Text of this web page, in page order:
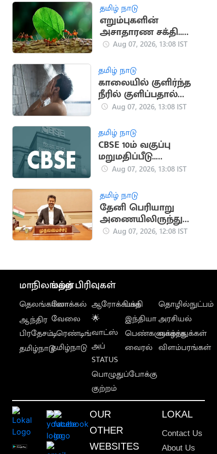
தமிழ் நாடு
எறும்புகளின்
அசாதாரண சக்தி..
தங்கள் எடையை விட
திறன்
Aug 07, 2026, 13:08 IST
தமிழ் நாடு
காலையில் குளிர்ந்த
நீரில் குளிப்பதால்
ஏற்படும் நன்மைகள்
Aug 07, 2026, 13:08 IST
தமிழ் நாடு
CBSE 10ம் வகுப்பு
மறுமதிப்பீடு..
விடைத்தாள் நகல்
வாய்ப்பு
Aug 07, 2026, 13:08 IST
தமிழ் நாடு
தேனி பெரியாறு
அணையிலிருந்து
தண்ணீர் திறக்க
Aug 07, 2026, 12:08 IST
மாநிலங்கள்
தெலங்கானா
ஆந்திர
பிரதேசம்
தமிழ்நாடு
மற்ற பிரிவுகள்
லோக்கல்
வேலை
டிரெண்டிங்
தமிழ்நாடு
ஆரோக்கியம்
🌟
வாட்ஸ்
அப்
STATUS
பொழுதுப்போக்கு
குற்றம்
பக்தி
இந்தியா
பெண்களுக்காக
வைரல்
தொழில்நுட்பம்
அரசியல்
வாழ்த்துக்கள்
விளம்பரங்கள்
OUR
OTHER
WEBSITES
LOKAL
Contact Us
About Us